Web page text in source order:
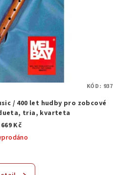
/ 400 let hudby pro zobcové
tria, kvarteta
669 Kč
KÓD: 937